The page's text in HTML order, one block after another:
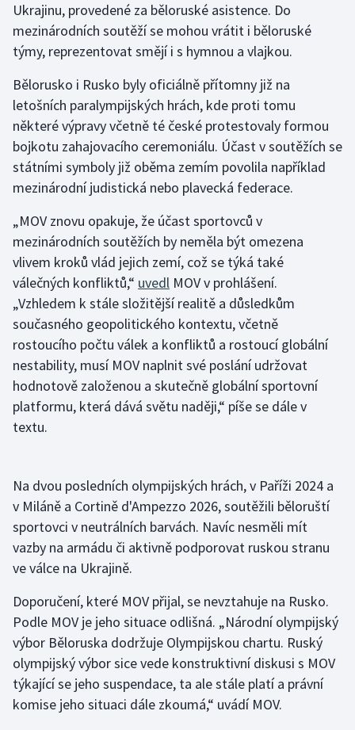
Golf
Gymnastika
Házená
Jezdectví
Judo
Lezení
Lyže a snowboard
Moderní pětiboj
Motorsport
Olympijské hry
Parasport
Plážový volejbal
Ragby
Rychlostní kanoistika
Short track
Sportovní střelba
Ukrajinu, provedené za běloruské asistence. Do
mezinárodních soutěží se mohou vrátit i běloruské
týmy, reprezentovat smějí i s hymnou a vlajkou.
Bělorusko i Rusko byly oficiálně přítomny již na
letošních paralympijských hrách, kde proti tomu
některé výpravy včetně té české protestovaly formou
bojkotu zahajovacího ceremoniálu. Účast v soutěžích se
státními symboly již oběma zemím povolila například
mezinárodní judistická nebo plavecká federace.
„MOV znovu opakuje, že účast sportovců v
mezinárodních soutěžích by neměla být omezena
vlivem kroků vlád jejich zemí, což se týká také
válečných konfliktů,“ uvedl MOV v prohlášení.
„Vzhledem k stále složitější realitě a důsledkům
současného geopolitického kontextu, včetně
rostoucího počtu válek a konfliktů a rostoucí globální
nestability, musí MOV naplnit své poslání udržovat
hodnotově založenou a skutečně globální sportovní
platformu, která dává světu naději,“ píše se dále v
textu.
Na dvou posledních olympijských hrách, v Paříži 2024 a
v Miláně a Cortině d'Ampezzo 2026, soutěžili běloruští
sportovci v neutrálních barvách. Navíc nesměli mít
vazby na armádu či aktivně podporovat ruskou stranu
ve válce na Ukrajině.
Doporučení, které MOV přijal, se nevztahuje na Rusko.
Podle MOV je jeho situace odlišná. „Národní olympijský
výbor Běloruska dodržuje Olympijskou chartu. Ruský
olympijský výbor sice vede konstruktivní diskusi s MOV
týkající se jeho suspendace, ta ale stále platí a právní
komise jeho situaci dále zkoumá,“ uvádí MOV.